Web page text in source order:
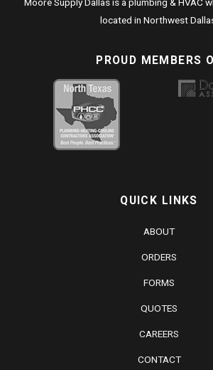
located in Northwest
PROUD MEMBERS
QUICK LINKS
ABOUT
ORDERS
FORMS
QUOTES
CAREERS
CONTACT